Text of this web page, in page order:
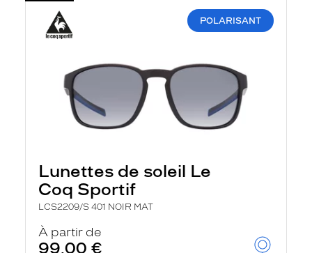
POLARISANT
Lunettes de soleil Le
Coq Sportif
LCS2209/S 401 NOIR MAT
À partir de
99,00 €